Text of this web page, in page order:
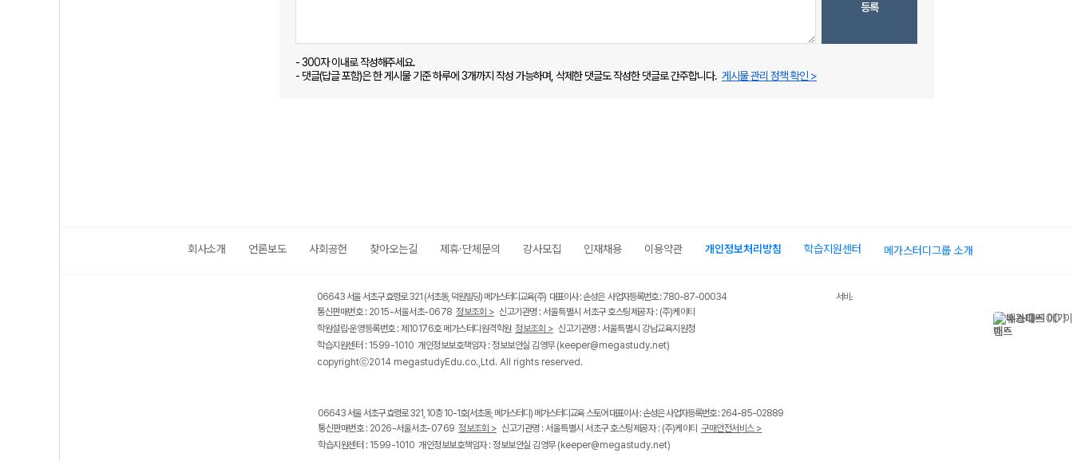
등록
- 300자 이내로 작성해주세요.
- 댓글(답글 포함)은 한 게시물 기준 하루에 3개까지 작성 가능하며, 삭제한 댓글도 작성한 댓글로 간주합니다. 게시물 관리 정책 확인 >
회사소개 언론보도 사회공헌 찾아오는길 제휴·단체문의 강사모집 인재채용 이용약관 개인정보처리방침 학습지원센터 메가스터디그룹 소개
06643 서울 서초구 효령로 321 (서초동, 덕원빌딩) 메가스터디교육(주) 대표이사 : 손성은 사업자등록번호 : 780-87-00034
통신판매번호 : 2015-서울서초-0678 정보조회 > 신고기관명 : 서울특별시 서초구 호스팅제공자 : (주)케이티
학원설립·운영등록번호 : 제10176호 메가스터디원격학원 정보조회 > 신고기관명 : 서울특별시 강남교육지원청
학습지원센터 : 1599-1010 개인정보보호책임자 : 정보보안실 김영무(keeper@megastudy.net)
copyrightⓒ2014 megastudyEdu.co.,Ltd. All rights reserved.
서비스 가입사실 확인
06643 서울 서초구 효령로 321, 10층 10-1호(서초동, 메가스터디) 메가스터디교육 스토어 대표이사 : 손성은 사업자등록번호 : 264-85-02889
통신판매번호 : 2026-서울서초-0769 정보조회 > 신고기관명 : 서울특별시 서초구 호스팅제공자 : (주)케이티 구매안전서비스 >
학습지원센터 : 1599-1010 개인정보보호책임자 : 정보보안실 김영무(keeper@megastudy.net)